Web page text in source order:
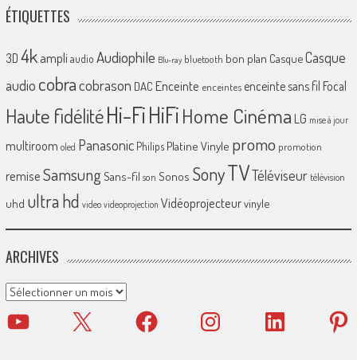
ÉTIQUETTES
3D 4k ampliaudio Audiophile Blu-ray bluetooth bon plan CasqueCasque
audio cobracobrason DAC Enceinte enceintes enceinte sans fil Focal
Haute fidélitéHi-FiHiFiHome Cinéma LG mise à jour
multiroom oled Panasonic Philips Platine Vinyle promo promotion
remiseSamsungSans-fil son Sonos SonyTVTéléviseur télévision
uhd ultra hd video videoprojection Vidéoprojecteurvinyle
ARCHIVES
Archives
YouTube X Facebook Instagram LinkedIn